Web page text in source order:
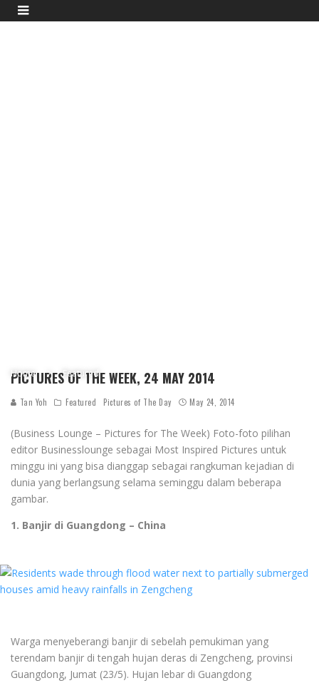
Home Featured
PICTURES OF THE WEEK, 24 MAY 2014
Tan Yoh Featured Pictures of The Day May 24, 2014
(Business Lounge – Pictures for The Week) Foto-foto pilihan
editor Businesslounge sebagai Most Inspired Pictures untuk
minggu ini yang bisa dianggap sebagai rangkuman kejadian di
dunia yang berlangsung selama seminggu dalam beberapa
gambar.
1. Banjir di Guangdong – China
Warga menyeberangi banjir di sebelah pemukiman yang
terendam banjir di tengah hujan deras di Zengcheng, provinsi
Guangdong, Jumat (23/5). Hujan lebar di Guangdong